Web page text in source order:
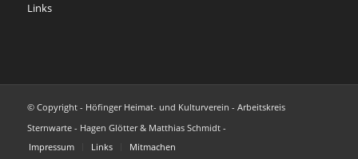
Links
© Copyright - Höfinger Heimat- und Kulturverein - Arbeitskreis
Sternwarte - Hagen Glötter & Matthias Schmidt -
Impressum
Links Mitmachen